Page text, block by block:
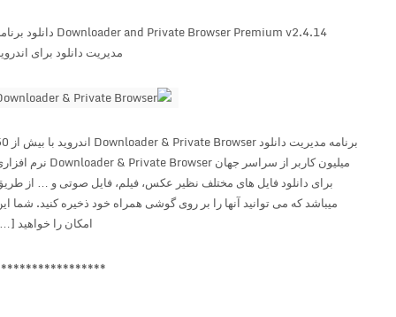
Downloader and Private Browser Premium v2.4.14 دانلود برنامه
مدیریت دانلود برای اندروید
برنامه مدیریت دانلود Downloader & Private Browser اندروید با بیش از 50
میلیون کاربر از سراسر جهان Downloader & Private Browser نرم افزاری
برای دانلود فایل های مختلف نظیر عکس، فیلم، فایل صوتی و … از طریق
میباشد که می توانید آنها را بر روی گوشی همراه خود ذخیره کنید. شما این
امکان را خواهید […]
******************